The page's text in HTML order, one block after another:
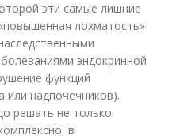
эти самые лишние
лохматость»
эндокринной
функций
надпочечников).
решать не только
в